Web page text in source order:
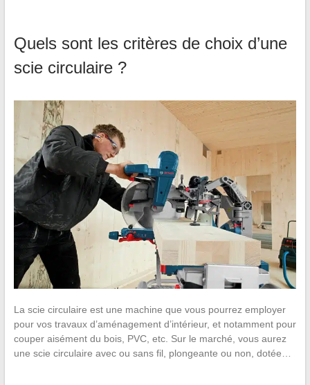
Quels sont les critères de choix d’une
scie circulaire ?
La scie circulaire est une machine que vous pourrez employer
pour vos travaux d’aménagement d’intérieur, et notamment pour
couper aisément du bois, PVC, etc. Sur le marché, vous aurez
une scie circulaire avec ou sans fil, plongeante ou non, dotée…